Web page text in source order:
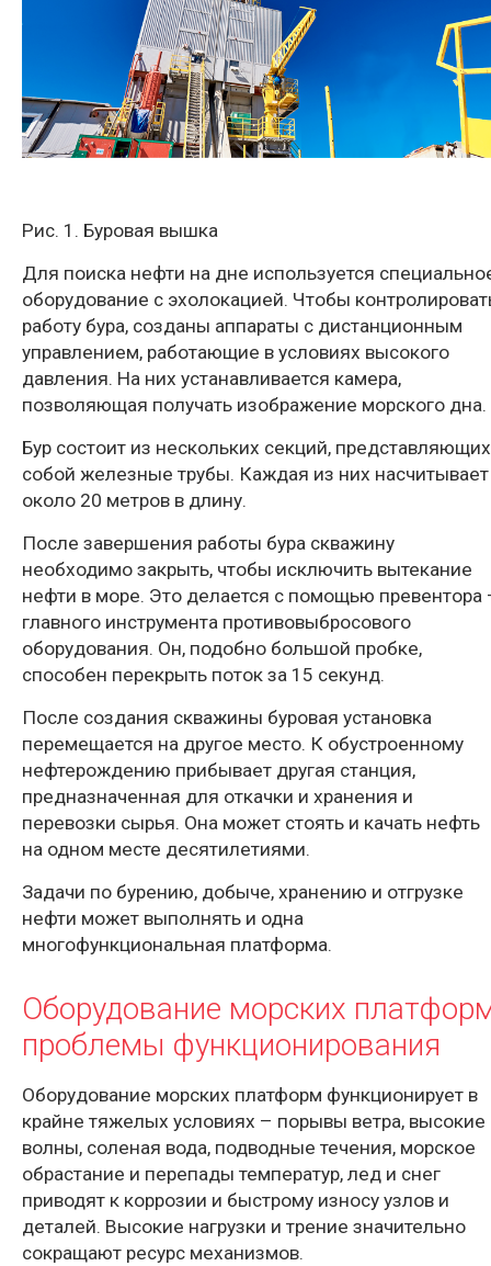
Рис. 1. Буровая вышка
Для поиска нефти на дне используется
оборудование с эхолокацией. Чтобы
работу бура, созданы аппараты с дистанционным
управлением, работающие в условиях высокого
давления. На них устанавливается камера,
позволяющая получать изображение морского дна.
Бур состоит из нескольких секций, представляющих
собой железные трубы. Каждая из них насчитывает
около 20 метров в длину.
После завершения работы бура скважину
необходимо закрыть, чтобы исключить вытекание
нефти в море. Это делается с помощью превентора
главного инструмента противовыбросового
оборудования. Он, подобно большой пробке,
способен перекрыть поток за 15 секунд.
После создания скважины буровая установка
перемещается на другое место. К обустроенному
нефтерождению прибывает другая станция,
предназначенная для откачки и хранения и
перевозки сырья. Она может стоять и качать нефть
на одном месте десятилетиями.
Задачи по бурению, добыче, хранению и отгрузке
нефти может выполнять и одна
многофункциональная платформа.
Оборудование морских
проблемы функционирования
Оборудование морских платформ функционирует в
крайне тяжелых условиях – порывы ветра, высокие
волны, соленая вода, подводные течения, морское
обрастание и перепады температур, лед и снег
приводят к коррозии и быстрому износу узлов и
деталей. Высокие нагрузки и трение значительно
сокращают ресурс механизмов.